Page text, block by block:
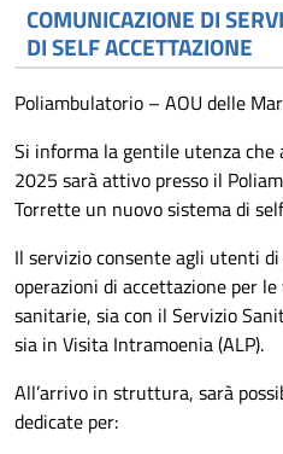
COMUNICAZIONE DI
DI SELF ACCETTAZIONE
Poliambulatorio – AOU delle
Si informa la gentile utenza
2025 sarà attivo presso il
Torrette un nuovo sistema di
Il servizio consente agli utenti
operazioni di accettazione per
sanitarie, sia con il Servizio
sia in Visita Intramoenia (ALP).
All’arrivo in struttura, sarà
dedicate per: